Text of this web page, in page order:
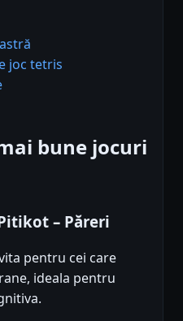
joc tetris
bune jocuri
– Păreri
pentru cei care
ideala pentru